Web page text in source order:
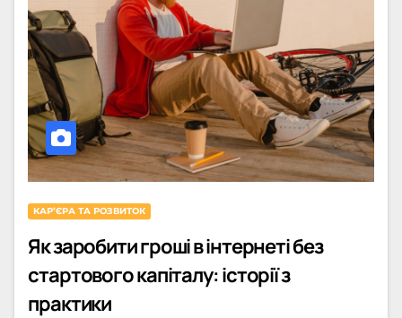
КАРʼЄРА ТА РОЗВИТОК
Як заробити гроші в інтернеті без
стартового капіталу: історії з
практики